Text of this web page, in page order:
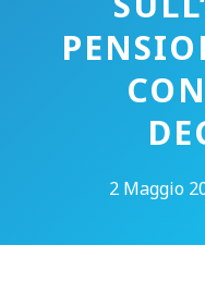
2 Maggio